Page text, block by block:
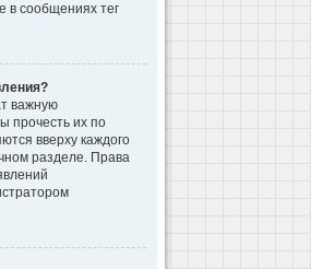
в сообщениях тег
важную
прочесть их по
вверху каждого
разделе. Права